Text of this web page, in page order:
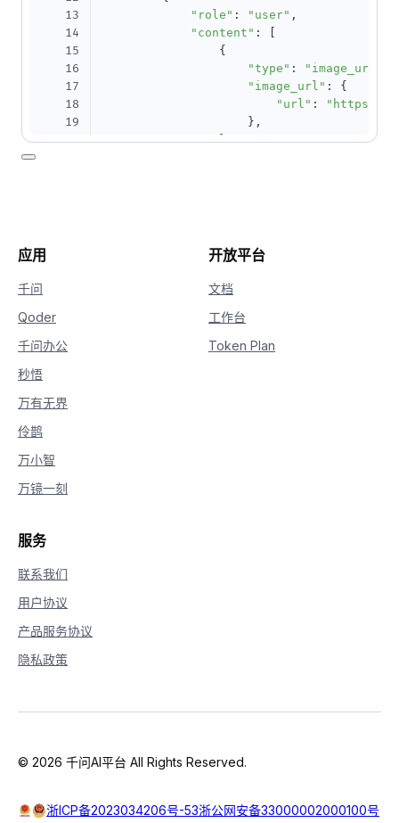
13
14
15
16
17
18
19
20
"role" : "user" ,
"content" :
{
"type" : "image_url"
"image_url" :
{
"url" :
"https://
} ,
},
completion.choices
应用
千问
Qoder
千问办公
秒悟
万有无界
伶鹊
万小智
万镜一刻
开放平台
文档
工作台
Token Plan
服务
联系我们
用户协议
产品服务协议
隐私政策
© 2026 千问AI平台 All Rights Reserved.
浙ICP备2023034206号-53浙公网安备33000002000100号